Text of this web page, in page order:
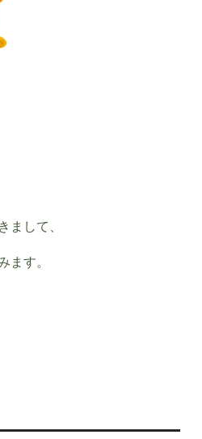
まして、
ます。